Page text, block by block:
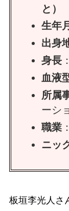
と）
生年
出身
身長
血液
所属
ーシ
職業
ニッ
板垣李光人さ